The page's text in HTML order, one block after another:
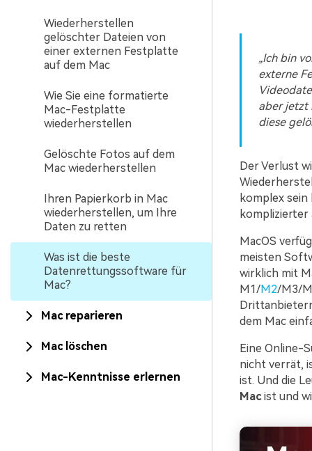
Wiederherstellen
gelöschter Dateien von
einer externen Festplatte
auf dem Mac
Wie Sie eine formatierte
Mac-Festplatte
wiederherstellen
Gelöschte Fotos auf dem
Mac wiederherstellen
Ihren Papierkorb in Mac
wiederherstellen, um Ihre
Daten zu retten
Was ist die beste
Datenrettungssoftware für
Mac?
Mac reparieren
Mac löschen
Mac-Kenntnisse erlernen
„Ich bin
externe
aber jetzt
diese
Der Verlust
komplex
komplizierter
MacOS
meisten
wirklich mit
M1/M2/M3/
dem Mac
Eine Online-
nicht verrät,
ist. Und die
Macist und